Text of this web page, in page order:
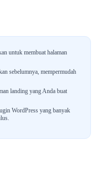
untuk membuat halaman
sebelumnya, mempermudah
landing yang Anda buat
WordPress yang banyak